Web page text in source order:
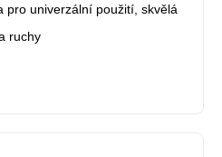
pro univerzální použití, skvělá
ruchy